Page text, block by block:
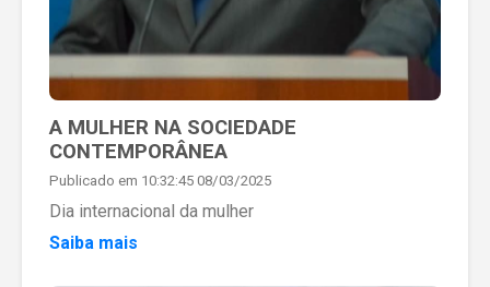
A MULHER NA SOCIEDADE
CONTEMPORÂNEA
Publicado em 10:32:45 08/03/2025
Dia internacional da mulher
Saiba mais